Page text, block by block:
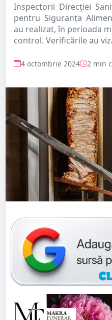
Inspectorii Direcției
pentru Siguranța
au realizat, în perioada
control. Verificările au
4 octombrie 2024 2 min